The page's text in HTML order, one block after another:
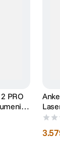
PRO
3.